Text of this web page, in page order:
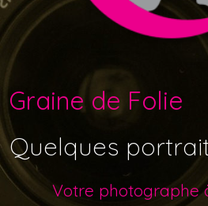
Graine de Folie
Quelques
Votre photographe